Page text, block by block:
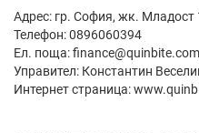
Адрес: гр. София, жк. Младост
Телефон: 0896060394
Ел. поща:
Управител: Константин
Интернет страница: